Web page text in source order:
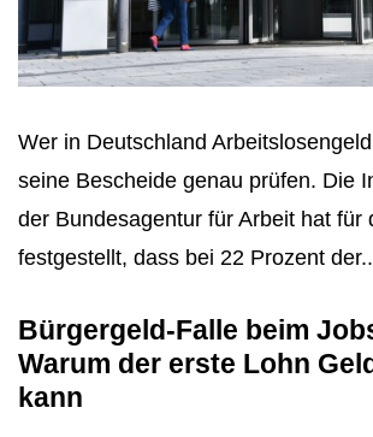
Wer in Deutschland
seine Bescheide genau prüfen. Die
der Bundesagentur für Arbeit hat für
festgestellt, dass bei 22 Prozent
Bürgergeld-Falle beim
Warum der erste Lohn
kann